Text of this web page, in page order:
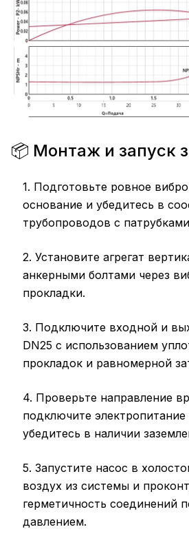
📦 Монтаж и запуск
1. Подготовьте ровное
основание и убедитесь в
трубопроводов с
2. Установите агрегат
анкерными болтами через
прокладки.
3. Подключите входной и
DN25 с использованием
прокладок и равномерной
4. Проверьте направление
подключите электропитание
убедитесь в наличии
5. Запустите насос в
воздух из системы и
герметичность соединений
давлением.